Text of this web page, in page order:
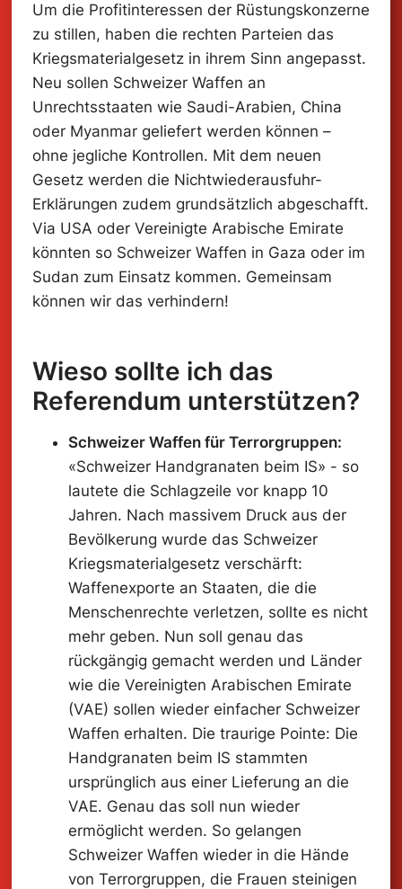
Kriegsmaterial-
Referendum
jetzt unterschreiben!
Um die Profitinteressen der Rüstungskonzerne
zu stillen, haben die rechten Parteien das
Kriegsmaterialgesetz in ihrem Sinn angepasst.
Neu sollen Schweizer Waffen an
Unrechtsstaaten wie Saudi-Arabien, China
oder Myanmar geliefert werden können –
ohne jegliche Kontrollen. Mit dem neuen
Gesetz werden die Nichtwiederausfuhr-
Erklärungen zudem grundsätzlich abgeschafft.
Via USA oder Vereinigte Arabische Emirate
könnten so Schweizer Waffen in Gaza oder im
Sudan zum Einsatz kommen. Gemeinsam
können wir das verhindern!
Wieso sollte ich das
Referendum unterstützen?
Schweizer Waffen für Terrorgruppen:
«Schweizer Handgranaten beim IS» - so
lautete die Schlagzeile vor knapp 10
Jahren. Nach massivem Druck aus der
Bevölkerung wurde das Schweizer
Kriegsmaterialgesetz verschärft:
Waffenexporte an Staaten, die die
Menschenrechte verletzen, sollte es nicht
mehr geben. Nun soll genau das
rückgängig gemacht werden und Länder
wie die Vereinigten Arabischen Emirate
(VAE) sollen wieder einfacher Schweizer
Waffen erhalten. Die traurige Pointe: Die
Handgranaten beim IS stammten
ursprünglich aus einer Lieferung an die
VAE. Genau das soll nun wieder
ermöglicht werden. So gelangen
Schweizer Waffen wieder in die Hände
von Terrorgruppen, die Frauen steinigen